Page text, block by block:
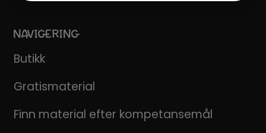
NAVIGERING
Butikk
Gratismaterial
Finn material efter kompetansemål